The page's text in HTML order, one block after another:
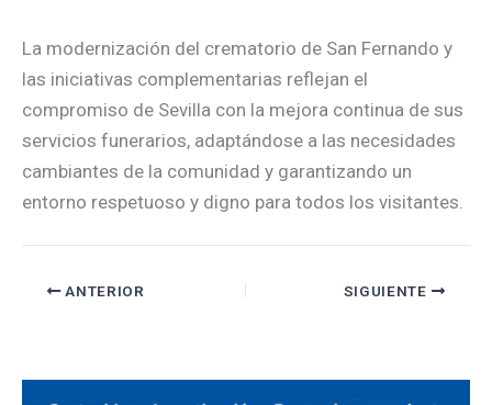
La modernización del crematorio de San Fernando y
las iniciativas complementarias reflejan el
compromiso de Sevilla con la mejora continua de sus
servicios funerarios, adaptándose a las necesidades
cambiantes de la comunidad y garantizando un
entorno respetuoso y digno para todos los visitantes.
ANTERIOR SIGUIENTE